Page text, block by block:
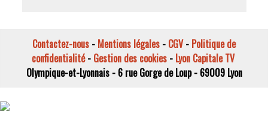
Contactez-nous - Mentions légales - CGV- Politique de
confidentialité- Gestion des cookies- Lyon Capitale TV
Olympique-et-Lyonnais - 6 rue Gorge de Loup - 69009 Lyon